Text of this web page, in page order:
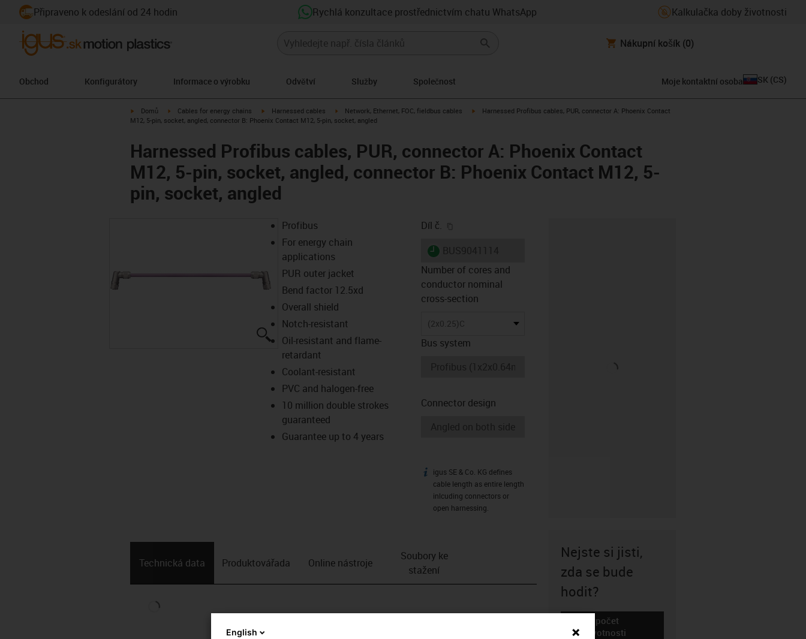
Připraveno k odeslání od 24 hodin Rychlá konzultace prostřednictvím chatu WhatsApp Kalkulačka doby životnosti
Nákupní košík (0)
Obchod Konfigurátory Informace o výrobku Odvětví Služby Společnost Moje kontaktní osoba SK (CS)
igus-icon-arrow-right
Domů igus-icon-arrow-right
Cables for energy chains igus-icon-arrow-right
Harnessed cables igus-icon-arrow-right
Network, Ethernet, FOC, fieldbus cables igus-icon-arrow-right
Harnessed Profibus cables, PUR, connector A: Phoenix Contact
M12, 5-pin, socket, angled, connector B: Phoenix Contact M12, 5-pin, socket, angled
Harnessed Profibus cables, PUR, connector A: Phoenix Contact
M12, 5-pin, socket, angled, connector B: Phoenix Contact M12, 5-
pin, socket, angled
Profibus
For energy chain
applications
PUR outer jacket
Bend factor 12.5xd
Overall shield
Notch-resistant
Oil-resistant and flame-
retardant
Coolant-resistant
PVC and halogen-free
10 million double strokes
guaranteed
Guarantee up to 4 years
Díl č.
igus-icon-lieferzeit
Number of cores and
conductor nominal
cross-section
(2x0.25)C
Bus system
Connector design
igus-icon-info
igus SE & Co. KG defines
cable length as entire length
inlcuding connectors or
open harnessing.
Technická data Produktová­řada Online nástroje
Soubory ke
stažení
Nejste si jisti,
zda se bude
hodit?
igus-icon-lebensdauerrechner
Výpočet
životnosti
English